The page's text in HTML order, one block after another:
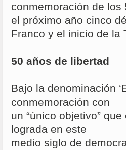
conmemoración de
el próximo año cinco
Franco y el inicio de la
50 años de libertad
Bajo la denominación
conmemoración con
un “único objetivo”
lograda en este
medio siglo de